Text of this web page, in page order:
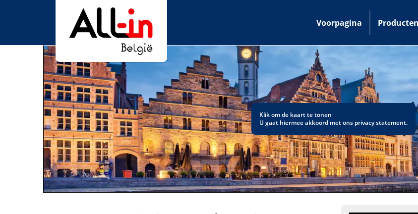
Voorpagina Producten
Klik om de kaart te tonen
U gaat hiermee akkoord met ons privacy statement.